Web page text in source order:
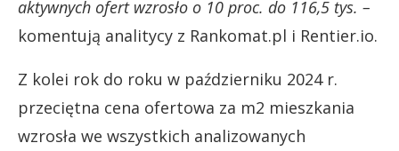
aktywnych ofert wzrosło o 10 proc. do 116,5 tys. –
komentują analitycy z Rankomat.pl i Rentier.io.
Z kolei rok do roku w październiku 2024 r.
przeciętna cena ofertowa za m2 mieszkania
wzrosła we wszystkich analizowanych